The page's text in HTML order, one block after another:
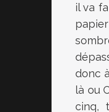
il va
donc
là ou
cinq,